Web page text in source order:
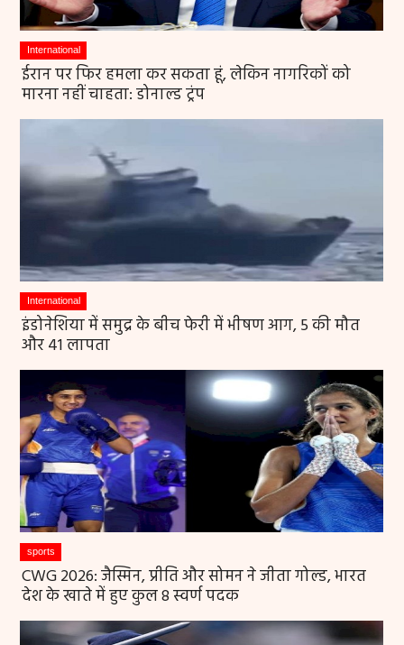
International
ईरान पर फिर हमला कर सकता हूं, लेकिन नागरिकों को
मारना नहीं चाहता: डोनाल्ड ट्रंप
International
इंडोनेशिया में समुद्र के बीच फेरी में भीषण आग, 5 की मौत
और 41 लापता
sports
CWG 2026: जैस्मिन, प्रीति और सोमन ने जीता गोल्ड, भारत
देश के खाते में हुए कुल 8 स्वर्ण पदक